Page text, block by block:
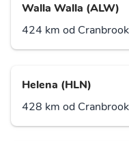
Walla Walla (ALW)
424 km od Cranbrook
Helena (HLN)
428 km od Cranbrook